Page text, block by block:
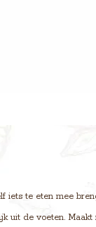
iets te eten mee
uit de voeten.